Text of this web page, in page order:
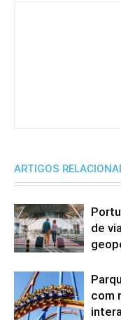
ARTIGOS
de
com